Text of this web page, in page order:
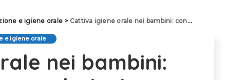
e igiene orale > Cattiva igiene orale nei bambini: conseguenze e soluzioni
e igiene orale
nei bambini: